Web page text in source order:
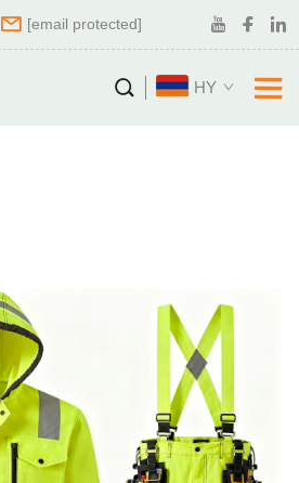
[email protected]
HY